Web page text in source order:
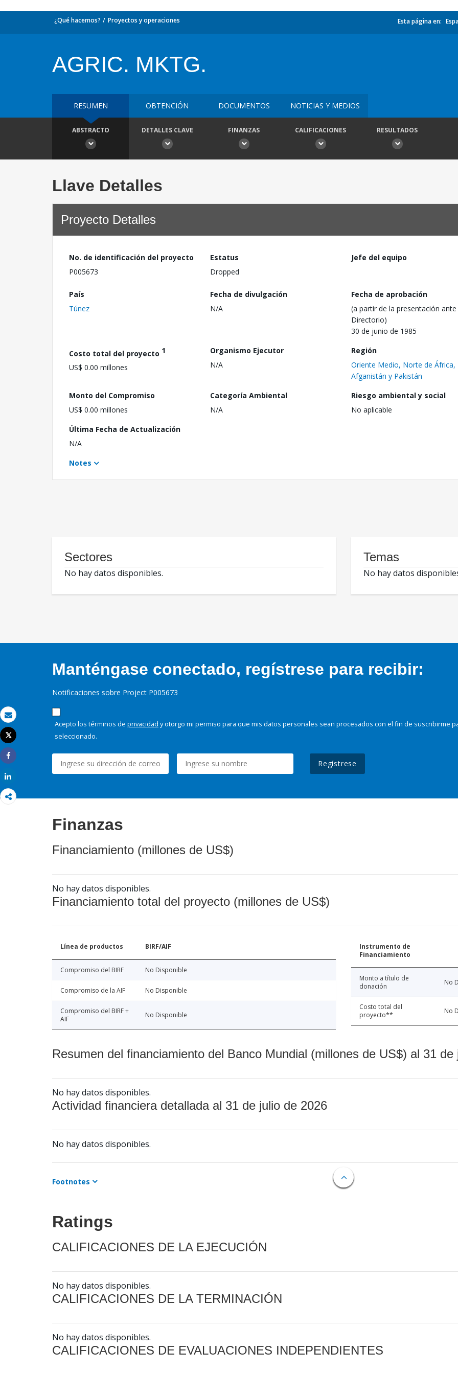
Correo electrónico
Imprimir
Tweet
Share
¿Qué hacemos? Proyectos y operaciones Esta página en:
AGRIC. MKTG.
RESUMEN OBTENCIÓN DOCUMENTOS NOTICIAS Y MEDIOS
ABSTRACTO DETALLES CLAVE FINANZAS CALIFICACIONES RESULTADOS
Llave Detalles
Proyecto Detalles
No. de identificación del proyecto
P005673
Estatus
Dropped
Jefe del equipo
País
Túnez
Fecha de divulgación
N/A
Fecha de aprobación
(a partir de la presentación ante
Directorio)
30 de junio de 1985
Costo total del proyecto 1
US$ 0.00 millones
Organismo Ejecutor
N/A
Región
Oriente Medio, Norte de África,
Afganistán y Pakistán
Monto del Compromiso
US$ 0.00 millones
Categoría Ambiental
N/A
Riesgo ambiental y social
No aplicable
Última Fecha de Actualización
N/A
Notes
Sectores
No hay datos disponibles.
Temas
No hay datos
Manténgase conectado, regístrese para recibir:
Notificaciones sobre Project P005673
Acepto los términos de privacidad y otorgo mi permiso para que mis datos personales sean procesados con el fin de suscribirme
seleccionado.
Regístrese
Finanzas
Financiamiento (millones de US$)
No hay datos disponibles.
Financiamiento total del proyecto (millones de US$)
Línea de productos BIRF/AIF
Compromiso del BIRF No Disponible
Compromiso de la AIF No Disponible
Compromiso del BIRF +
AIF
No Disponible
Instrumento de
Financiamiento
Monto a título de
donación
No
Costo total del
proyecto**
No
Resumen del financiamiento del Banco Mundial (millones de US$) al 31 de
No hay datos disponibles.
Actividad financiera detallada al 31 de julio de 2026
No hay datos disponibles.
Footnotes
Ratings
CALIFICACIONES DE LA EJECUCIÓN
No hay datos disponibles.
CALIFICACIONES DE LA TERMINACIÓN
No hay datos disponibles.
CALIFICACIONES DE EVALUACIONES INDEPENDIENTES